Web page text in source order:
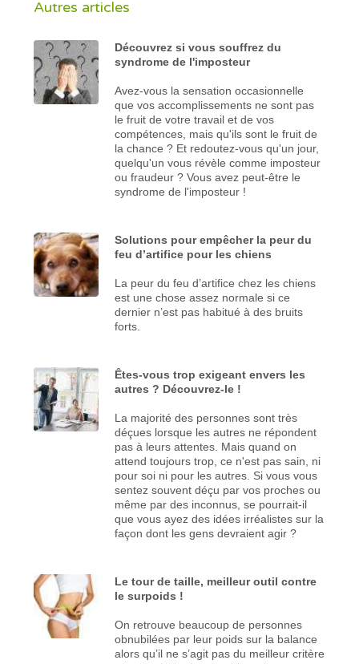
Autres articles
Découvrez si vous souffrez du
syndrome de l'imposteur
Avez-vous la sensation occasionnelle
que vos accomplissements ne sont pas
le fruit de votre travail et de vos
compétences, mais qu'ils sont le fruit de
la chance ? Et redoutez-vous qu'un jour,
quelqu'un vous révèle comme imposteur
ou fraudeur ? Vous avez peut-être le
syndrome de l'imposteur !
Solutions pour empêcher la peur du
feu d’artifice pour les chiens
La peur du feu d’artifice chez les chiens
est une chose assez normale si ce
dernier n’est pas habitué à des bruits
forts.
Êtes-vous trop exigeant envers les
autres ? Découvrez-le !
La majorité des personnes sont très
déçues lorsque les autres ne répondent
pas à leurs attentes. Mais quand on
attend toujours trop, ce n'est pas sain, ni
pour soi ni pour les autres. Si vous vous
sentez souvent déçu par vos proches ou
même par des inconnus, se pourrait-il
que vous ayez des idées irréalistes sur la
façon dont les gens devraient agir ?
Le tour de taille, meilleur outil contre
le surpoids !
On retrouve beaucoup de personnes
obnubilées par leur poids sur la balance
alors qu’il ne s’agit pas du meilleur critère